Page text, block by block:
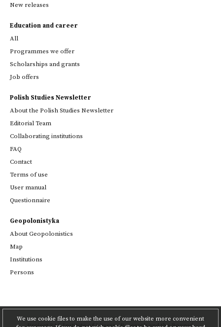
We use cookie files to make the use of our website more convenient
New releases
Education and career
All
Programmes we offer
Scholarships and grants
Job offers
Polish Studies Newsletter
About the Polish Studies Newsletter
Editorial Team
Collaborating institutions
FAQ
Contact
Terms of use
User manual
Questionnaire
Geopolonistyka
About Geopolonistics
Map
Institutions
Persons